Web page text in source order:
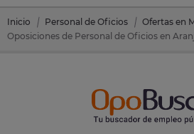
Inicio Personal de Oficios
Ofertas en